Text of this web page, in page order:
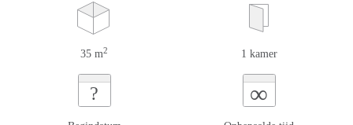
35 m2 1 kamer
? ∞